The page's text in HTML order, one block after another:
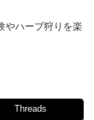
やハーブ狩りを楽
Threads